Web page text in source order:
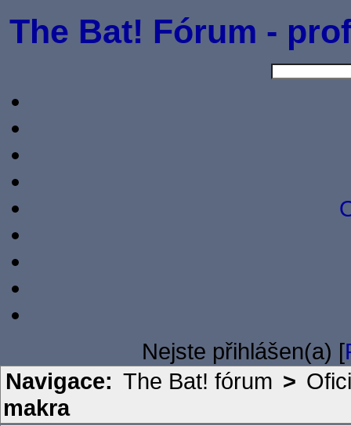
The Bat! Fórum -
Nejste přihlášen(a) [
Navigace: The Bat! fórum >
makra